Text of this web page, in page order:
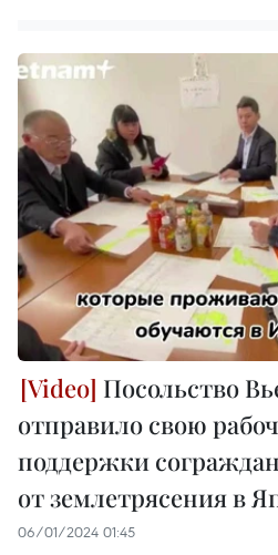
Посольство
отправило свою
поддержки
от землетрясения в
06/01/2024 01:45